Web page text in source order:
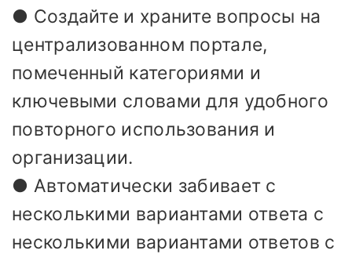
● Создайте и храните вопросы на
централизованном портале,
помеченный категориями и
ключевыми словами для удобного
повторного использования и
организации.
● Автоматически забивает с
несколькими вариантами ответа с
несколькими вариантами ответов с